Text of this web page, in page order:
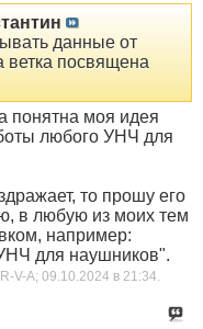
данные от
ветка посвящена
понятна моя идея
любого УНЧ для
то прошу его
в любую из моих тем
например:
для наушников".
V-A; 09.10.2024 в 21:34.